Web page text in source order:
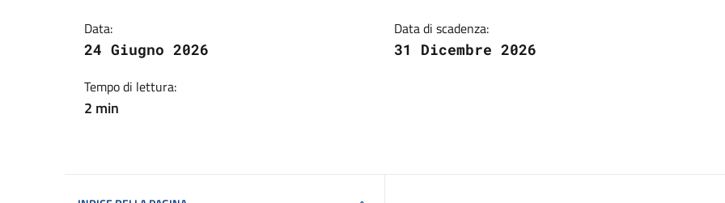
Data:
24 Giugno 2026
Data di scadenza:
31 Dicembre 2026
Tempo di lettura:
2 min